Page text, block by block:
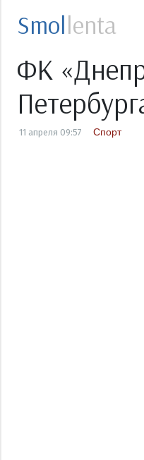
Smollenta
ФК
11 апреля 09:57 Спорт